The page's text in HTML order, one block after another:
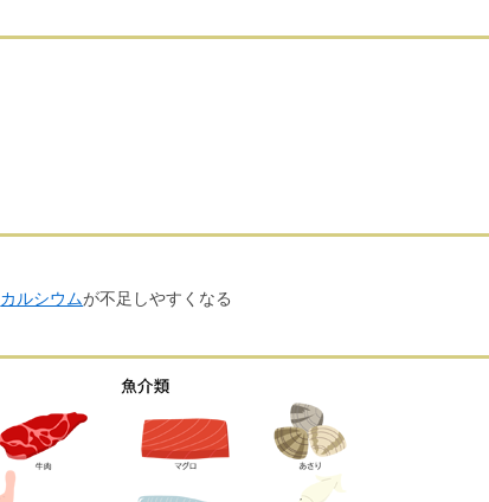
カルシウムが不足しやすくなる